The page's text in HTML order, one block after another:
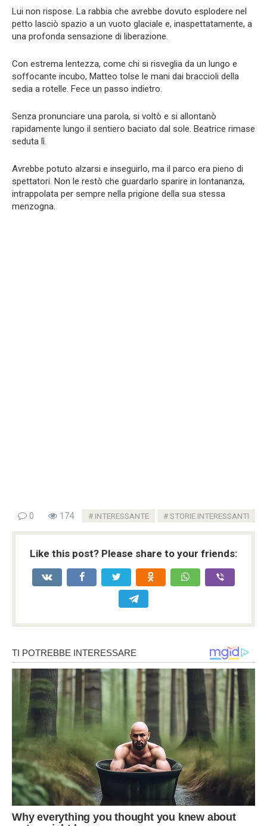
Lui non rispose. La rabbia che avrebbe dovuto esplodere nel
petto lasciò spazio a un vuoto glaciale e, inaspettatamente, a
una profonda sensazione di liberazione.
Con estrema lentezza, come chi si risveglia da un lungo e
soffocante incubo, Matteo tolse le mani dai braccioli della
sedia a rotelle. Fece un passo indietro.
Senza pronunciare una parola, si voltò e si allontanò
rapidamente lungo il sentiero baciato dal sole. Beatrice rimase
seduta lì.
Avrebbe potuto alzarsi e inseguirlo, ma il parco era pieno di
spettatori. Non le restò che guardarlo sparire in lontananza,
intrappolata per sempre nella prigione della sua stessa
menzogna.
0 174 INTERESSANTE STORIE INTERESSANTI
Like this post? Please share to your friends: